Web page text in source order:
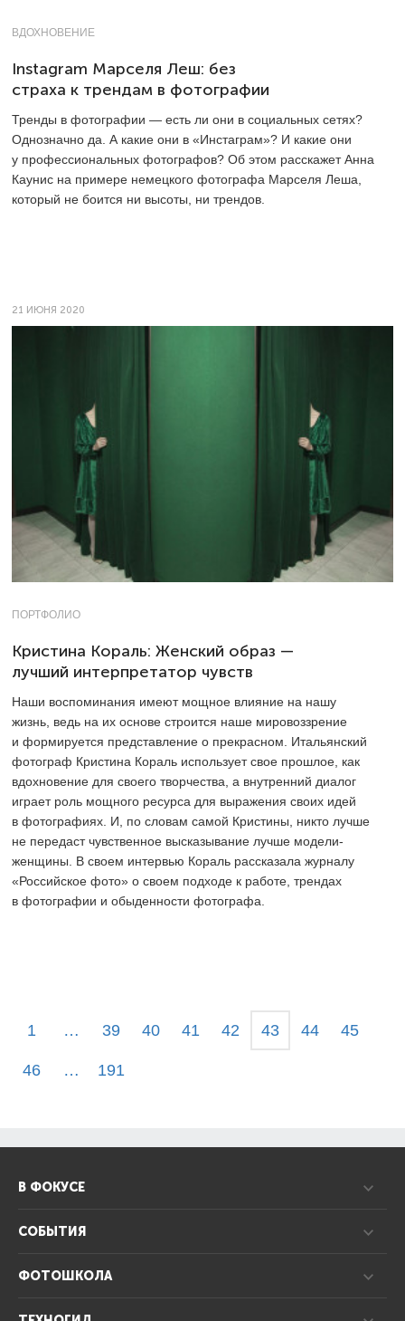
ВДОХНОВЕНИЕ
Instagram Марселя Леш: без
страха к трендам в фотографии
Тренды в фотографии — есть ли они в социальных сетях?
Однозначно да. А какие они в «Инстаграм»? И какие они
у профессиональных фотографов? Об этом расскажет Анна
Каунис на примере немецкого фотографа Марселя Леша,
который не боится ни высоты, ни трендов.
21 ИЮНЯ 2020
ПОРТФОЛИО
Кристина Кораль: Женский образ —
лучший интерпретатор чувств
Наши воспоминания имеют мощное влияние на нашу
жизнь, ведь на их основе строится наше мировоззрение
и формируется представление о прекрасном. Итальянский
фотограф Кристина Кораль использует свое прошлое, как
вдохновение для своего творчества, а внутренний диалог
играет роль мощного ресурса для выражения своих идей
в фотографиях. И, по словам самой Кристины, никто лучше
не передаст чувственное высказывание лучше модели-
женщины. В своем интервью Кораль рассказала журналу
«Российское фото» о своем подходе к работе, трендах
в фотографии и обыденности фотографа.
1 … 39 40 41 42 43 44 45
46 … 191
В ФОКУСЕ
СОБЫТИЯ
ФОТОШКОЛА